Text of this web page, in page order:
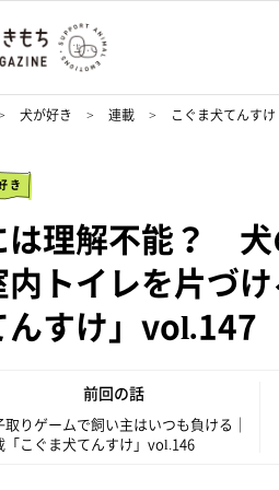
犬が好き 連載 こぐま犬てんすけ
き
は理解不能？ 犬
内トイレを片づ
んすけ」vol.147
前回の話
取りゲームで飼い主はいつも負ける｜
「こぐま犬てんすけ」vol.146